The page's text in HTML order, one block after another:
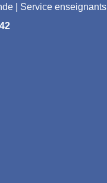
| Service enseignants